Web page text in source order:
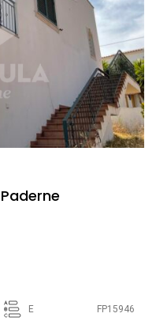
E FP15946